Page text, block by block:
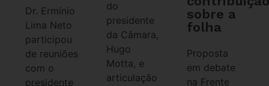
Dr. Ermínio
Lima Neto
participou
de reuniões
com o
presidente
do
presidente
da Câmara,
Hugo
Motta, e
articulação
sobre a
folha
Proposta
em debate
na Frente